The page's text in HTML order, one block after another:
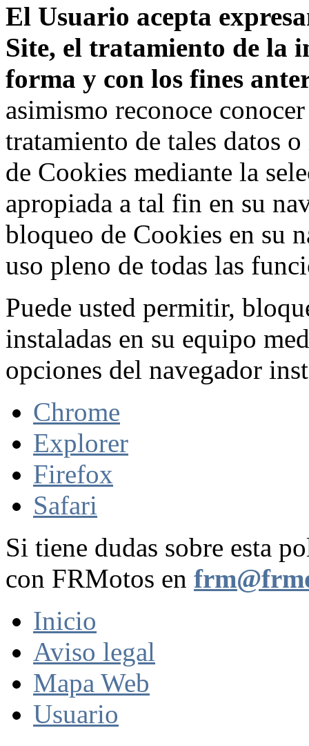
El Usuario acepta
Site, el tratamiento de la
forma y con los fines
asimismo reconoce
tratamiento de tales datos
de Cookies mediante la
apropiada a tal fin en su
bloqueo de Cookies en su
uso pleno de todas las
Puede usted permitir,
instaladas en su equipo
opciones del navegador
Chrome
Explorer
Firefox
Safari
Si tiene dudas sobre esta
con FRMotos en
Inicio
Aviso legal
Mapa Web
Usuario